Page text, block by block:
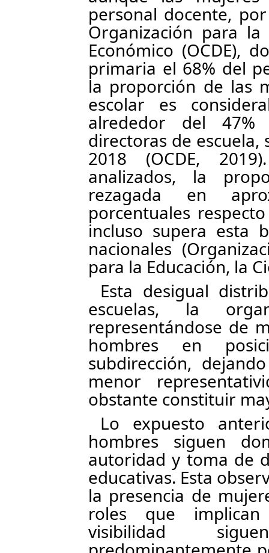
personal docente,
Organización para
Económico (OCDE),
primaria el 68% del
la proporción de las
escolar es
alrededor del
directoras de escuela,
2018 (OCDE,
analizados, la
rezagada en
porcentuales
incluso supera esta
nacionales
para la Educación, la
Esta desigual
escuelas, la
representándose de
hombres en
subdirección,
menor
obstante constituir
Lo expuesto
hombres siguen
autoridad y toma de
educativas. Esta
la presencia de
roles que
visibilidad